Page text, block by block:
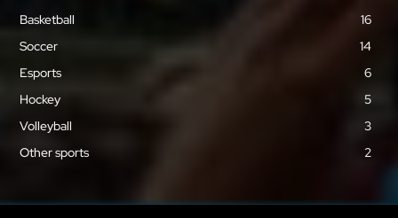
Basketball
16
Soccer
14
Esports
6
Hockey
5
Volleyball
3
Other sports
2